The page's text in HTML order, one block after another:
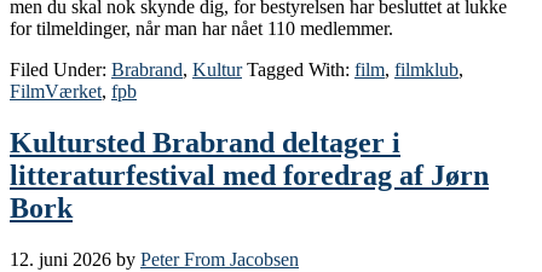
men du skal nok skynde dig, for bestyrelsen har besluttet at lukke
for tilmeldinger, når man har nået 110 medlemmer.
Filed Under: Brabrand, Kultur Tagged With: film, filmklub,
FilmVærket, fpb
Kultursted Brabrand deltager i
litteraturfestival med foredrag af Jørn
Bork
12. juni 2026 by Peter From Jacobsen